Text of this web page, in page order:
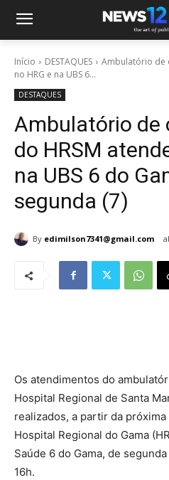
Início DESTAQUES
Ambulatório de
no HRG e na UBS 6...
DESTAQUES
Ambulatório de
do HRSM
na UBS 6 do
segunda (7)
By edimilson7341@gmail.com
Os atendimentos do
Hospital Regional de Santa
realizados, a partir da
Hospital Regional do Gama
Saúde 6 do Gama, de
16h.